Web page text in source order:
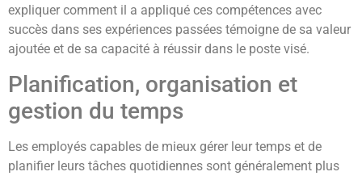
expliquer comment il a appliqué ces compétences avec
succès dans ses expériences passées témoigne de sa valeur
ajoutée et de sa capacité à réussir dans le poste visé.
Planification, organisation et
gestion du temps
Les employés capables de mieux gérer leur temps et de
planifier leurs tâches quotidiennes sont généralement plus